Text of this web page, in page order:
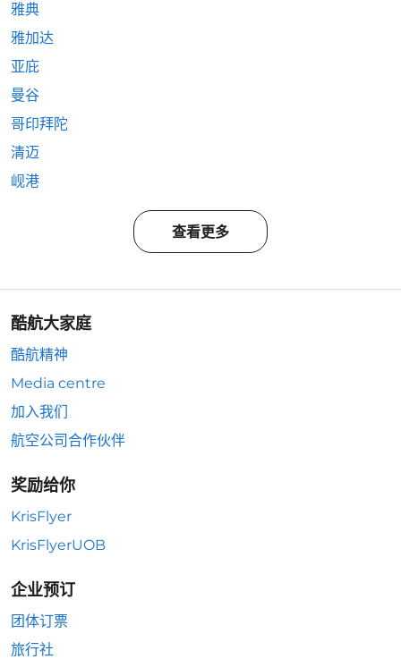
雅典
雅加达
亚庇
曼谷
哥印拜陀
清迈
岘港
查看更多
酷航大家庭
酷航精神
Media centre
加入我们
航空公司合作伙伴
奖励给你
KrisFlyer
KrisFlyerUOB
企业预订
团体订票
旅行社